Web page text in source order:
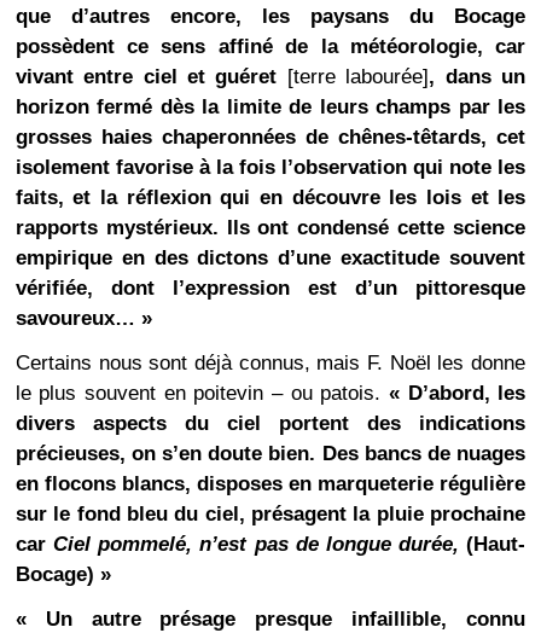
que d’autres encore, les paysans du Bocage
possèdent ce sens affiné de la météorologie, car
vivant entre ciel et guéret [terre labourée] , dans un
horizon fermé dès la limite de leurs champs par les
grosses haies chaperonnées de chênes-têtards, cet
isolement favorise à la fois l’observation qui note les
faits, et la réflexion qui en découvre les lois et les
rapports mystérieux. Ils ont condensé cette science
empirique en des dictons d’une exactitude souvent
vérifiée, dont l’expression est d’un pittoresque
savoureux… »
Certains nous sont déjà connus, mais F. Noël les donne
le plus souvent en poitevin – ou patois. « D’abord, les
divers aspects du ciel portent des indications
précieuses, on s’en doute bien. Des bancs de nuages
en flocons blancs, disposes en marqueterie régulière
sur le fond bleu du ciel, présagent la pluie prochaine
car Ciel pommelé, n’est pas de longue durée,(Haut-
Bocage) »
« Un autre présage presque infaillible, connu